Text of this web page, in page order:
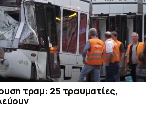
τραμ: 25 τραυματίες,